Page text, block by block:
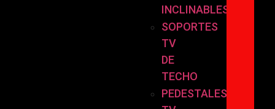
INCLINABLES
SOPORTES
TV
DE
TECHO
PEDESTALES